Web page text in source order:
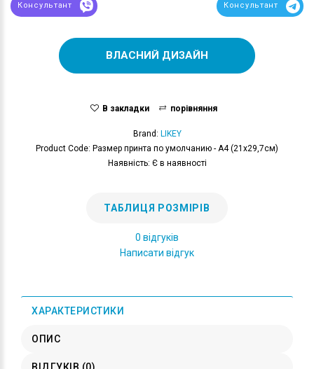
Консультант Консультант
ВЛАСНИЙ ДИЗАЙН
В закладки порівняння
Brand: LIKEY
Product Code: Размер принта по умолчанию - А4 (21x29,7см)
Наявність: Є в наявності
ТАБЛИЦЯ РОЗМІРІВ
0 відгуків
Написати відгук
ХАРАКТЕРИСТИКИ
ОПИС
ВІДГУКІВ (0)